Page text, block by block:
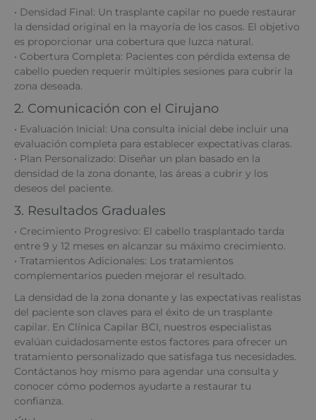
• Densidad Final: Un trasplante capilar no puede restaurar
la densidad original en la mayoría de los casos. El objetivo
es proporcionar una cobertura que luzca natural.
• Cobertura Completa: Pacientes con pérdida extensa de
cabello pueden requerir múltiples sesiones para cubrir la
zona deseada.
2. Comunicación con el Cirujano
• Evaluación Inicial: Una consulta inicial debe incluir una
evaluación completa para establecer expectativas claras.
• Plan Personalizado: Diseñar un plan basado en la
densidad de la zona donante, las áreas a cubrir y los
deseos del paciente.
3. Resultados Graduales
• Crecimiento Progresivo: El cabello trasplantado tarda
entre 9 y 12 meses en alcanzar su máximo crecimiento.
• Tratamientos Adicionales: Los tratamientos
complementarios pueden mejorar el resultado.
La densidad de la zona donante y las expectativas realistas
del paciente son claves para el éxito de un trasplante
capilar. En Clínica Capilar BCI, nuestros especialistas
evalúan cuidadosamente estos factores para ofrecer un
tratamiento personalizado que satisfaga tus necesidades.
Contáctanos hoy mismo para agendar una consulta y
conocer cómo podemos ayudarte a restaurar tu
confianza.